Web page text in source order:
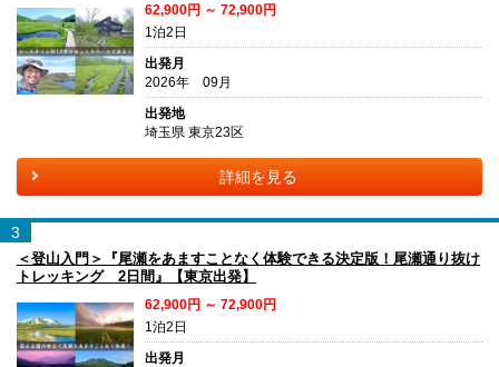
62,900円 ～ 72,900円
1泊2日
出発月
2026年 09月
出発地
埼玉県 東京23区
詳細を見る
3
＜登山入門＞『尾瀬をあますことなく体験できる決定版！尾瀬通り抜け
トレッキング 2日間』【東京出発】
62,900円 ～ 72,900円
1泊2日
出発月